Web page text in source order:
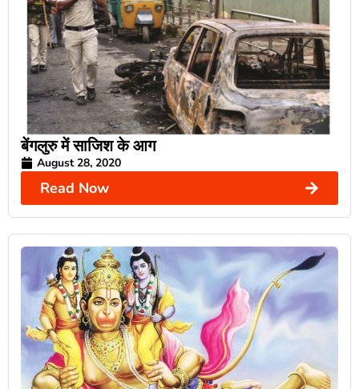
बेंगलुरु में साजिश के आग
August 28, 2020
Read Now